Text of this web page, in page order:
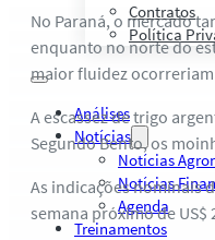
Contratos
Política
Análises
Notícias
Notícias
Notícias
Agenda
Treinamentos
No Paraná, o mercado
enquanto no norte do
maior fluidez ocorreriam
A escassez de trigo
Segundo Bento, os
As indicações nominais
semana próximo de